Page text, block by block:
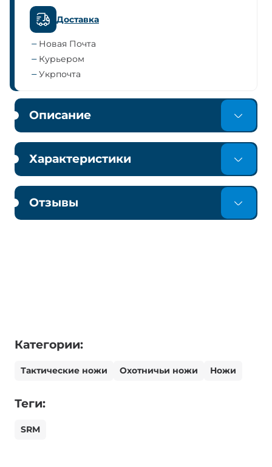
Доставка
Новая Почта
Курьером
Укрпочта
Описание
Характеристики
Отзывы
Категории:
Тактические ножи Охотничьи ножи Ножи
Теги:
SRM